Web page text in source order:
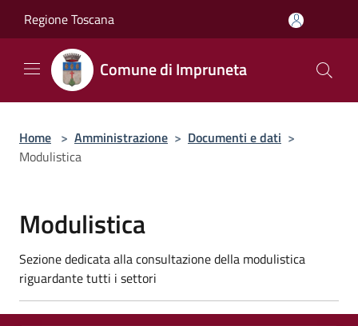
Regione Toscana
Comune di Impruneta
Home > Amministrazione > Documenti e dati >
Modulistica
Modulistica
Sezione dedicata alla consultazione della modulistica
riguardante tutti i settori